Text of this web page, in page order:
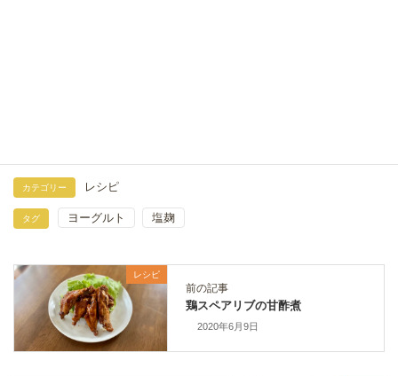
カテゴリー レシピ
タグ ヨーグルト 塩麹
レシピ
前の記事
鶏スペアリブの甘酢煮
2020年6月9日